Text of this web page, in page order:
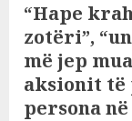
“Hape
zotëri”,
më jep
aksionit të
persona